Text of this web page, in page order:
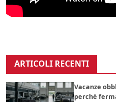
ARTICOLI RECENTI
Vacanze
perché